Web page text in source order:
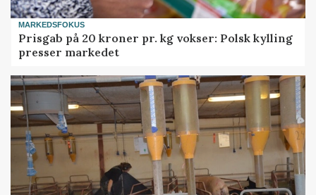
MARKEDSFOKUS
Prisgab på 20 kroner pr. kg vokser: Polsk kylling
presser markedet